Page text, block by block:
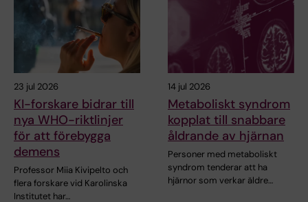
23 jul 2026
KI-forskare bidrar till
nya WHO-riktlinjer
för att förebygga
demens
Professor Miia Kivipelto och
flera forskare vid Karolinska
Institutet har…
14 jul 2026
Metaboliskt syndrom
kopplat till snabbare
åldrande av hjärnan
Personer med metaboliskt
syndrom tenderar att ha
hjärnor som verkar äldre…